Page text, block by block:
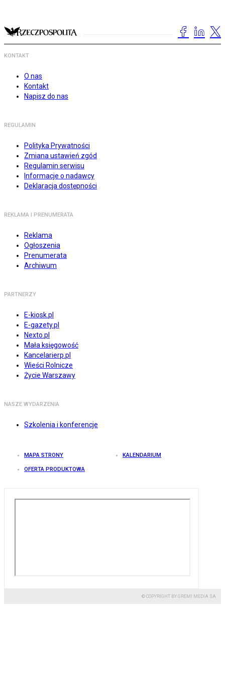
KONTAKT
O nas
Kontakt
Napisz do nas
REGULAMIN
Polityka Prywatności
Zmiana ustawień zgód
Regulamin serwisu
Informacje o nadawcy
Deklaracja dostępności
REKLAMA I PRENUMERATA
Reklama
Ogłoszenia
Prenumerata
Archiwum
PARTNERZY
E-kiosk.pl
E-gazety.pl
Nexto.pl
Mała księgowość
Kancelarierp.pl
Wieści Rolnicze
Życie Warszawy
NASZE WYDARZENIA
Szkolenia i konferencje
MAPA STRONY KALENDARIUM
OFERTA PRODUKTOWA
© COPYRIGHT BY GREMI MEDIA SA